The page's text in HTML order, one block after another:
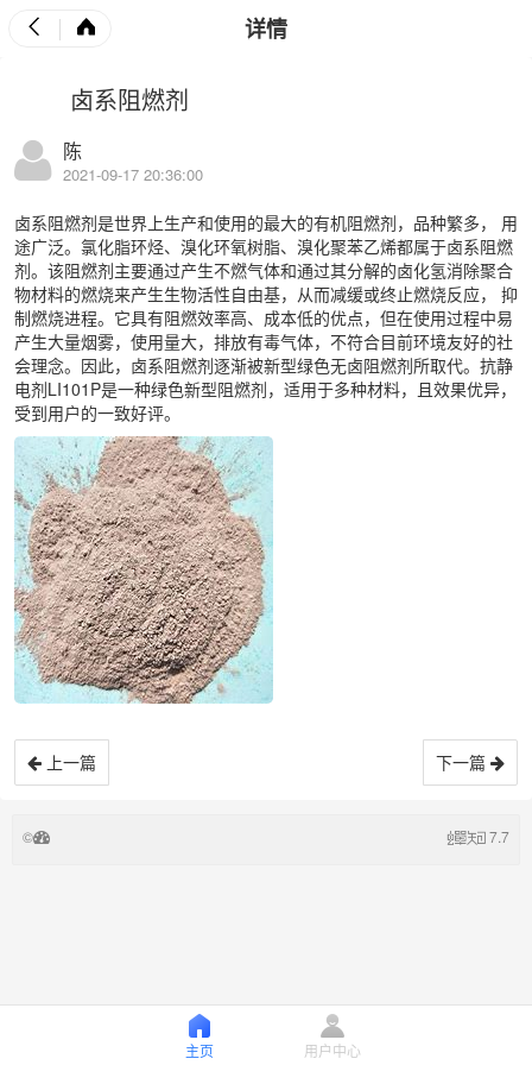
详情
卤系阻燃剂
陈
2021-09-17 20:36:00
卤系阻燃剂是世界上生产和使用的最大的有机阻燃剂，品种繁多， 用
途广泛。氯化脂环烃、溴化环氧树脂、溴化聚苯乙烯都属于卤系阻燃
剂。该阻燃剂主要通过产生不燃气体和通过其分解的卤化氢消除聚合
物材料的燃烧来产生生物活性自由基，从而减缓或终止燃烧反应， 抑
制燃烧进程。它具有阻燃效率高、成本低的优点，但在使用过程中易
产生大量烟雾，使用量大，排放有毒气体，不符合目前环境友好的社
会理念。因此，卤系阻燃剂逐渐被新型绿色无卤阻燃剂所取代。 抗静
电剂LI101P是一种绿色新型阻燃剂，适用于多种材料，且效果优异，
受到用户的一致好评。
上一篇 下一篇
© 7.7
主页 用户中心